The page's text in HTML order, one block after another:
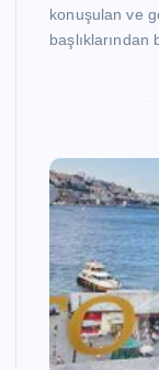
konuşulan ve
başlıklarından